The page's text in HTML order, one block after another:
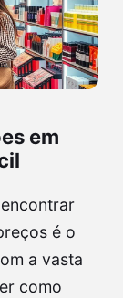
em
é o
a vasta
como